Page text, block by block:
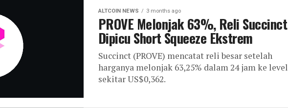
ALTCOIN NEWS 3 months ago
PROVE Melonjak 63%, Reli Succinct
Dipicu Short Squeeze Ekstrem
Succinct (PROVE) mencatat reli besar setelah
harganya melonjak 63,25% dalam 24 jam ke level
sekitar US$0,362.